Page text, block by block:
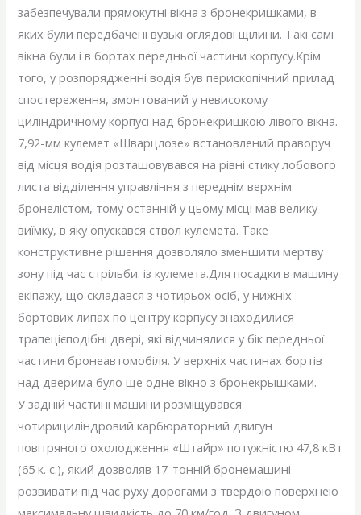
забезпечували прямокутні вікна з бронекришками, в
яких були передбачені вузькі оглядові щілини. Такі самі
вікна були і в бортах передньої частини корпусу.Крім
того, у розпорядженні водія був перископічний прилад
спостереження, змонтований у невисокому
циліндричному корпусі над бронекришкою лівого вікна.
7,92-мм кулемет «Шварцлозе» встановлений праворуч
від місця водія розташовувався на рівні стику лобового
листа відділення управління з переднім верхнім
бронелістом, тому останній у цьому місці мав велику
виїмку, в яку опускався ствол кулемета. Таке
конструктивне рішення дозволяло зменшити мертву
зону під час стрільби. із кулемета.Для посадки в машину
екіпажу, що складався з чотирьох осіб, у нижніх
бортових липах по центру корпусу знаходилися
трапецієподібні двері, які відчинялися у бік передньої
частини бронеавтомобіля. У верхніх частинах бортів
над дверима було ще одне вікно з бронекрышками.
У задній частині машини розміщувався
чотирициліндровий карбюраторний двигун
повітряного охолодження «Штайр» потужністю 47,8 кВт
(65 к. с.), який дозволяв 17-тонній бронемашині
розвивати під час руху дорогами з твердою поверхнею